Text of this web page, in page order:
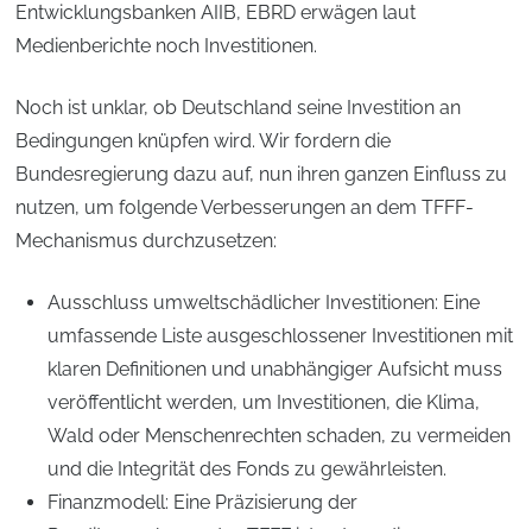
Entwicklungsbanken AIIB, EBRD erwägen laut
Medienberichte noch Investitionen.
Noch ist unklar, ob Deutschland seine Investition an
Bedingungen knüpfen wird. Wir fordern die
Bundesregierung dazu auf, nun ihren ganzen Einfluss zu
nutzen, um folgende Verbesserungen an dem TFFF-
Mechanismus durchzusetzen:
Ausschluss umweltschädlicher Investitionen: Eine
umfassende Liste ausgeschlossener Investitionen mit
klaren Definitionen und unabhängiger Aufsicht muss
veröffentlicht werden, um Investitionen, die Klima,
Wald oder Menschenrechten schaden, zu vermeiden
und die Integrität des Fonds zu gewährleisten.
Finanzmodell: Eine Präzisierung der